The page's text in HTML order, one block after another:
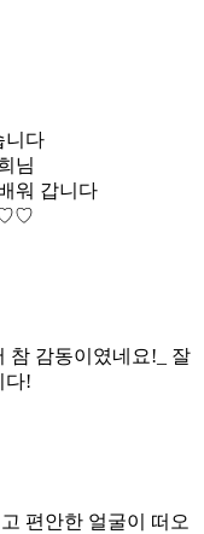
니다
님
워 갑니다
참 감동이였네요!_ 잘
다!
편안한 얼굴이 떠오